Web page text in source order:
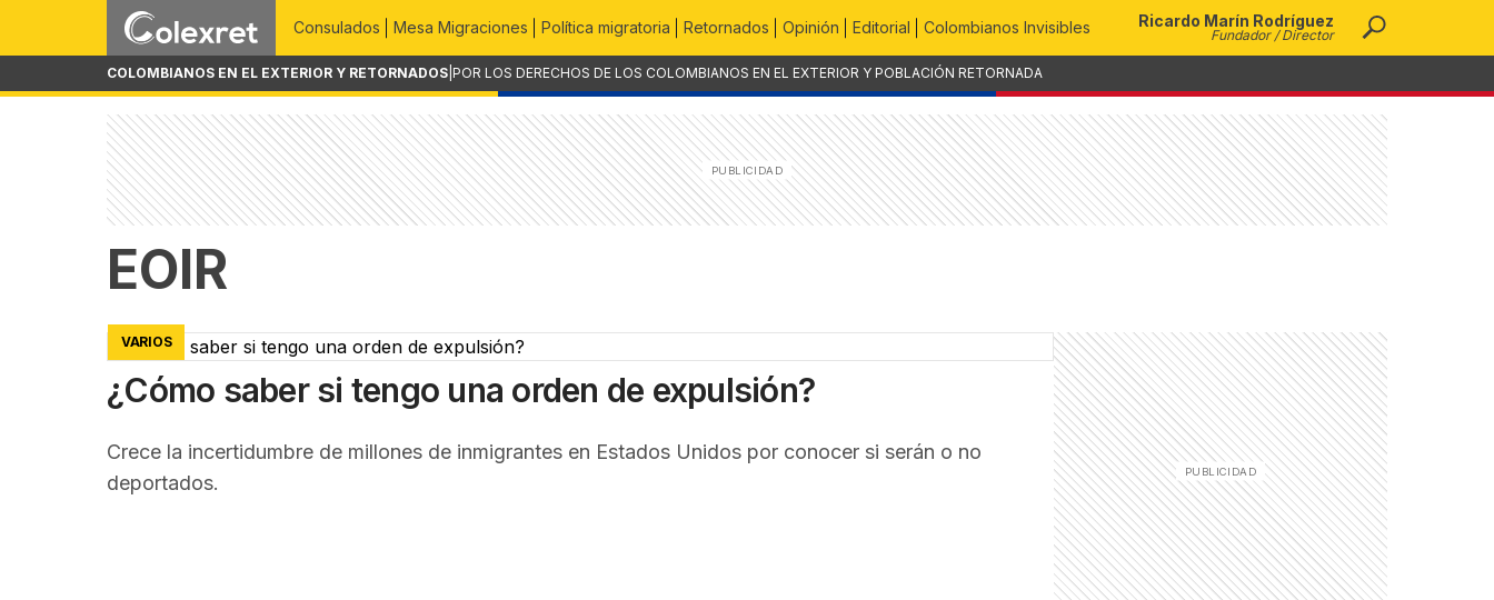
Consulados Mesa Migraciones Política migratoria Retornados Opinión Editorial Colombianos Invisibles Ricardo Marín Rodríguez
Fundador / Director
COLOMBIANOS EN EL EXTERIOR Y RETORNADOS POR LOS DERECHOS DE LOS COLOMBIANOS EN EL EXTERIOR Y POBLACIÓN RETORNADA
EOIR
VARIOS
¿Cómo saber si tengo una orden de expulsión?
Crece la incertidumbre de millones de inmigrantes en Estados Unidos por conocer si serán o no
deportados.